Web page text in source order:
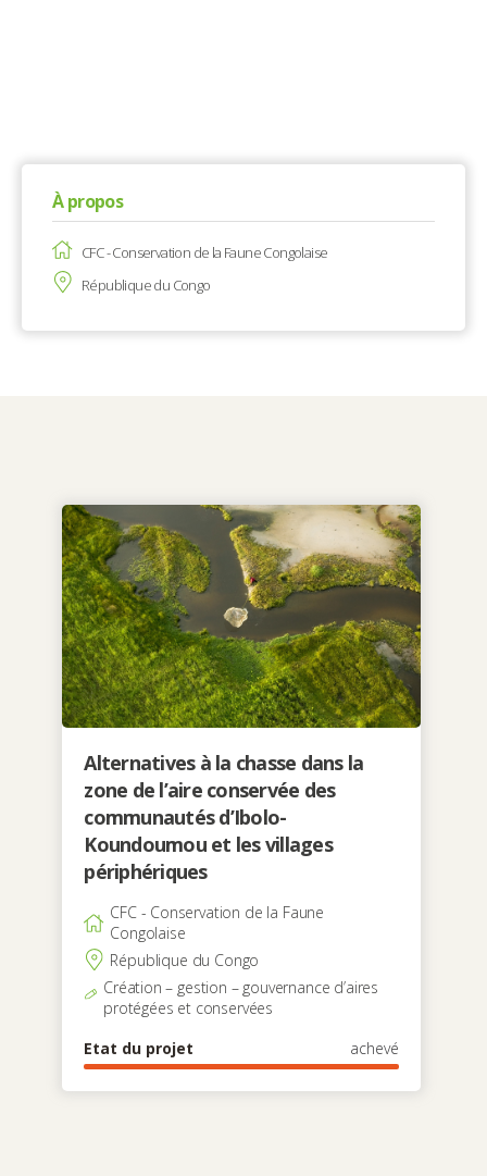
À propos
CFC - Conservation de la Faune Congolaise
République du Congo
Alternatives à la chasse dans la
zone de l’aire conservée des
communautés d’Ibolo-
Koundoumou et les villages
périphériques
CFC - Conservation de la Faune
Congolaise
République du Congo
Création – gestion – gouvernance d’aires
protégées et conservées
Etat du projet
achevé